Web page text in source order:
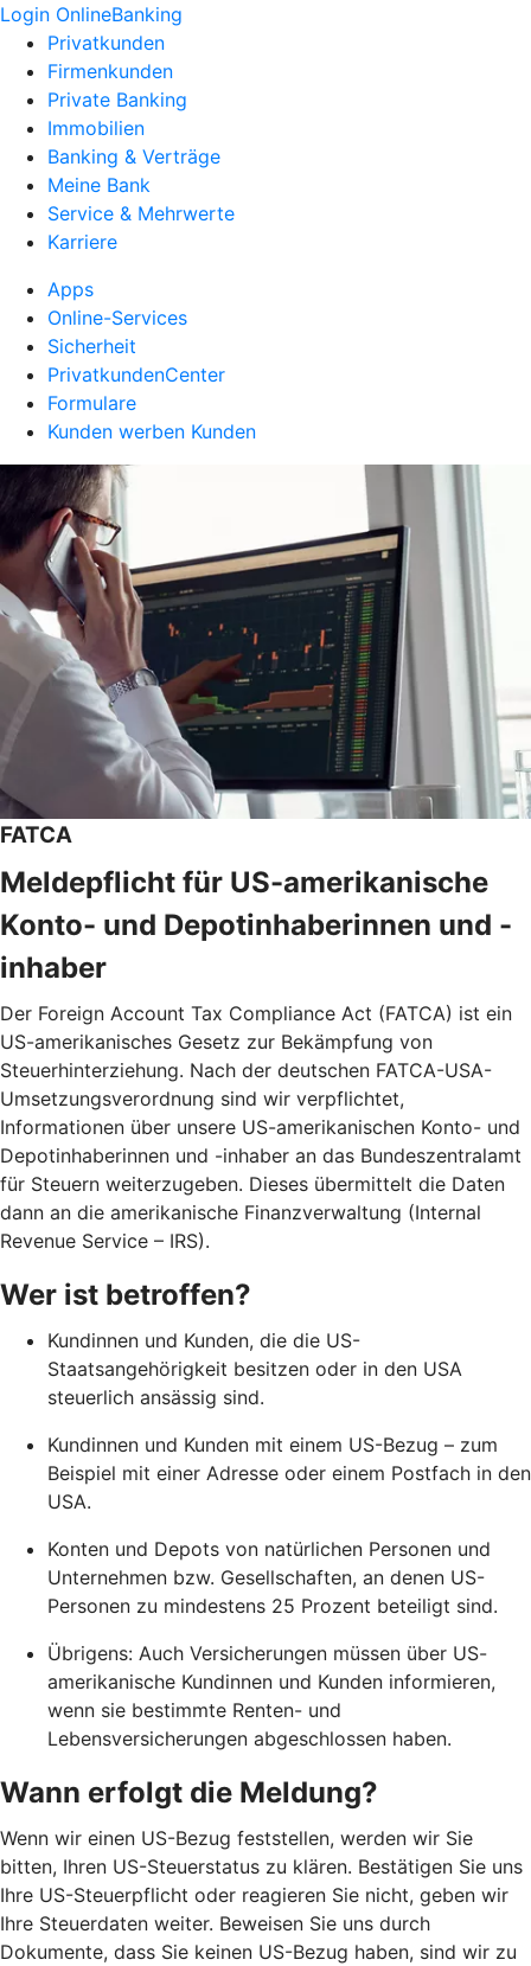
Login OnlineBanking
Privatkunden
Firmenkunden
Private Banking
Immobilien
Banking & Verträge
Meine Bank
Service & Mehrwerte
Karriere
Apps
Online-Services
Sicherheit
PrivatkundenCenter
Formulare
Kunden werben Kunden
FATCA
Meldepflicht für US-amerikanische
Konto- und Depotinhaberinnen und -
inhaber
Der Foreign Account Tax Compliance Act (FATCA) ist ein
US-amerikanisches Gesetz zur Bekämpfung von
Steuerhinterziehung. Nach der deutschen FATCA-USA-
Umsetzungsverordnung sind wir verpflichtet,
Informationen über unsere US-amerikanischen Konto- und
Depotinhaberinnen und -inhaber an das Bundeszentralamt
für Steuern weiterzugeben. Dieses übermittelt die Daten
dann an die amerikanische Finanzverwaltung (Internal
Revenue Service – IRS).
Wer ist betroffen?
Kundinnen und Kunden, die die US-
Staatsangehörigkeit besitzen oder in den USA
steuerlich ansässig sind.
Kundinnen und Kunden mit einem US-Bezug – zum
Beispiel mit einer Adresse oder einem Postfach in den
USA.
Konten und Depots von natürlichen Personen und
Unternehmen bzw. Gesellschaften, an denen US-
Personen zu mindestens 25 Prozent beteiligt sind.
Übrigens: Auch Versicherungen müssen über US-
amerikanische Kundinnen und Kunden informieren,
wenn sie bestimmte Renten- und
Lebensversicherungen abgeschlossen haben.
Wann erfolgt die Meldung?
Wenn wir einen US-Bezug feststellen, werden wir Sie
bitten, Ihren US-Steuerstatus zu klären. Bestätigen Sie uns
Ihre US-Steuerpflicht oder reagieren Sie nicht, geben wir
Ihre Steuerdaten weiter. Beweisen Sie uns durch
Dokumente, dass Sie keinen US-Bezug haben, sind wir zu